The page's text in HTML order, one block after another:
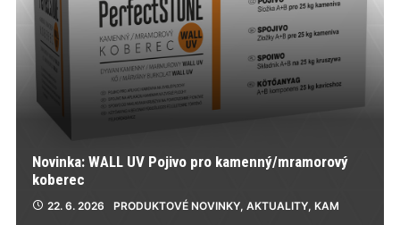
Novinka: WALL UV Pojivo pro kamenný/mramorový
koberec
22. 6. 2026 PRODUKTOVÉ NOVINKY, AKTUALITY, KAM